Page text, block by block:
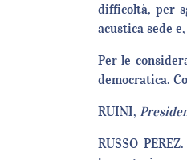
difficoltà, per
acustica sede
Per le
democratica.
RUINI,
RUSSO